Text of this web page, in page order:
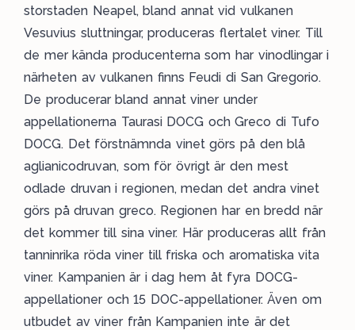
storstaden Neapel, bland annat vid vulkanen
Vesuvius sluttningar, produceras flertalet viner. Till
de mer kända producenterna som har vinodlingar i
närheten av vulkanen finns Feudi di San Gregorio.
De producerar bland annat viner under
appellationerna Taurasi DOCG och Greco di Tufo
DOCG. Det förstnämnda vinet görs på den blå
aglianicodruvan, som för övrigt är den mest
odlade druvan i regionen, medan det andra vinet
görs på druvan greco. Regionen har en bredd när
det kommer till sina viner. Här produceras allt från
tanninrika röda viner till friska och aromatiska vita
viner. Kampanien är i dag hem åt fyra DOCG-
appellationer och 15 DOC-appellationer. Även om
utbudet av viner från Kampanien inte är det